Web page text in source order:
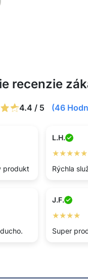
recenzie
4.4 / 5 (46
produkt
L.H.
★★★★★
Rýchla
J.F.
★★★★
Super